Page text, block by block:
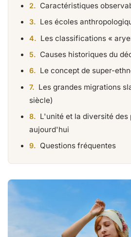
Caractéristiques
Les écoles
Les classifications «
Causes historiques du
Le concept de super-
Les grandes migrations
siècle)
L'unité et la diversité des
aujourd'hui
Questions fréquentes